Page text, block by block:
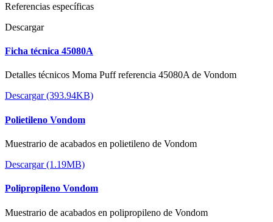
Referencias específicas
Descargar
Ficha técnica 45080A
Detalles técnicos Moma Puff referencia 45080A de Vondom
Descargar (393.94KB)
Polietileno Vondom
Muestrario de acabados en polietileno de Vondom
Descargar (1.19MB)
Polipropileno Vondom
Muestrario de acabados en polipropileno de Vondom